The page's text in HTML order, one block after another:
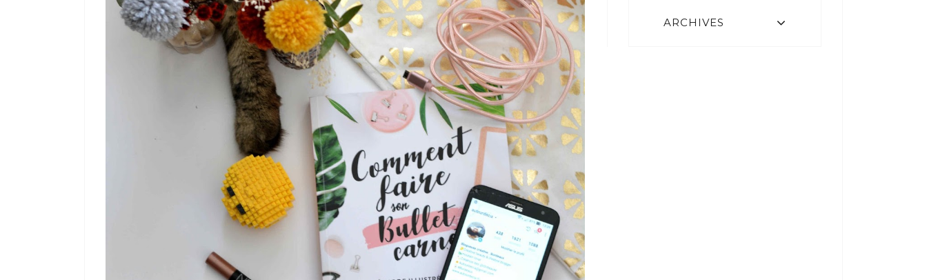
ARCHIVES